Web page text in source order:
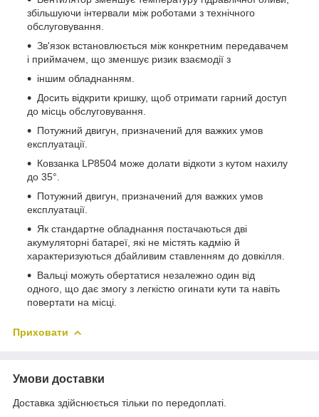
збільшуючи інтервали між роботами з технічного
обслуговування.
Зв'язок встановлюється між конкретним передавачем
і приймачем, що зменшує ризик взаємодії з
іншим обладнанням.
Досить відкрити кришку, щоб отримати гарний доступ
до місць обслуговування.
Потужний двигун, призначений для важких умов
експлуатації.
Ковзанка LP8504 може долати відкоти з кутом нахилу
до 35°.
Потужний двигун, призначений для важких умов
експлуатації.
Як стандартне обладнання постачаються дві
акумуляторні батареї, які не містять кадмію й
характеризуються дбайливим ставленням до довкілля.
Вальці можуть обертатися незалежно один від
одного, що дає змогу з легкістю огинати кути та навіть
повертати на місці.
Приховати
Умови доставки
Доставка здійснюється тільки по передоплаті.